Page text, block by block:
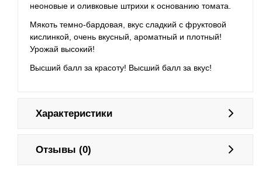
неоновые и оливковые штрихи к основанию томата.
Мякоть темно-бардовая, вкус сладкий с фруктовой
кислинкой, очень вкусный, ароматный и плотный!
Урожай высокий!
Высший балл за красоту! Высший балл за вкус!
Характеристики
Отзывы (0)